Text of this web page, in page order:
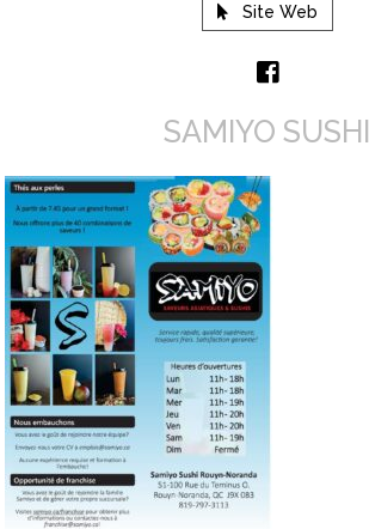
Site Web
SAMIYO SUSHI